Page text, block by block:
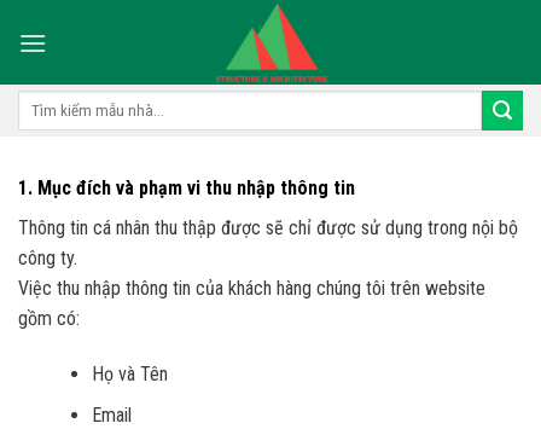
Tìm
1. Mục đích và phạm vi thu nhập thông tin
Thông tin cá nhân thu thập được sẽ chỉ được sử dụng trong nội bộ
công ty.
Việc thu nhập thông tin của khách hàng chúng tôi trên website
gồm có:
Họ và Tên
Email